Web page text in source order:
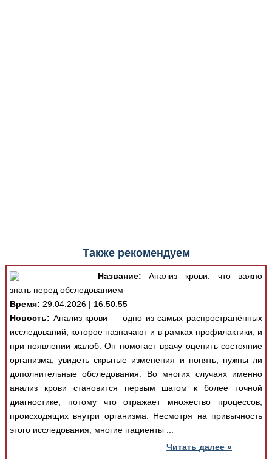
Также рекомендуем
Название: Анализ крови: что важно
знать перед обследованием
Время: 29.04.2026 | 16:50:55
Новость: Анализ крови — одно из самых распространённых
исследований, которое назначают и в рамках профилактики, и
при появлении жалоб. Он помогает врачу оценить состояние
организма, увидеть скрытые изменения и понять, нужны ли
дополнительные обследования. Во многих случаях именно
анализ крови становится первым шагом к более точной
диагностике, потому что отражает множество процессов,
происходящих внутри организма. Несмотря на привычность
этого исследования, многие пациенты ...
Читать далее »